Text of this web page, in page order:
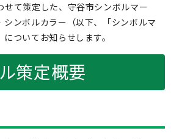
せて策定した、守谷市シンボルマー
シンボルカラー（以下、「シンボルマ
ついてお知らせします。
策定概要